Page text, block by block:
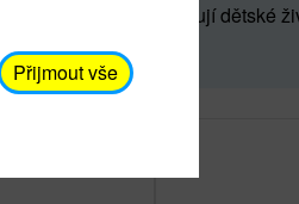
které zachraňují dětské
Přijmout vše